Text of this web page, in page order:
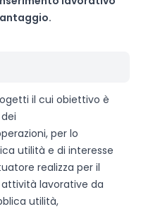
il cui obiettivo è
per lo
utilità e di interesse
realizza per il
lavorative da
utilità,